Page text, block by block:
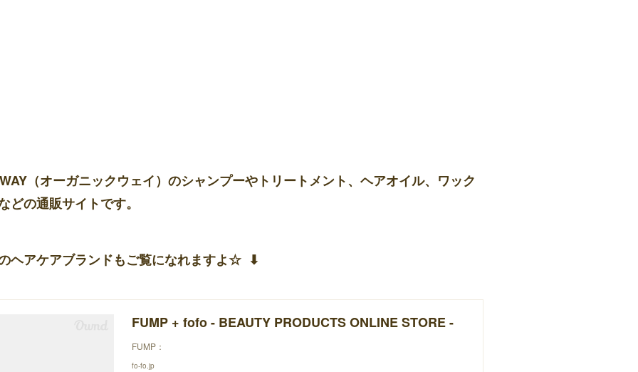
（オーガニックウェイ）のシャンプーやトリートメント、ヘアオイル、ワック
どの通販サイトです。
ヘアケアブランドもご覧になれますよ☆ ⬇︎
FUMP + fofo - BEAUTY PRODUCTS ONLINE STORE -
FUMP：
fo-fo.jp